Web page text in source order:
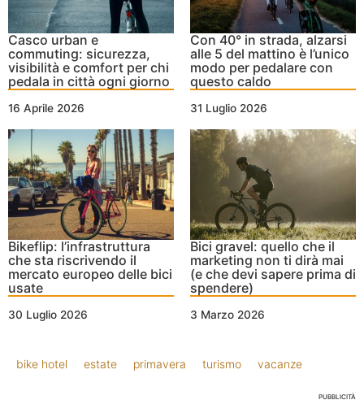
Casco urban e
commuting: sicurezza,
visibilità e comfort per chi
pedala in città ogni giorno
16 Aprile 2026
Con 40° in strada, alzarsi
alle 5 del mattino è l’unico
modo per pedalare con
questo caldo
31 Luglio 2026
Bikeflip: l’infrastruttura
che sta riscrivendo il
mercato europeo delle bici
usate
30 Luglio 2026
Bici gravel: quello che il
marketing non ti dirà mai
(e che devi sapere prima di
spendere)
3 Marzo 2026
bike hotel estate primavera turismo vacanze
PUBBLICITÀ